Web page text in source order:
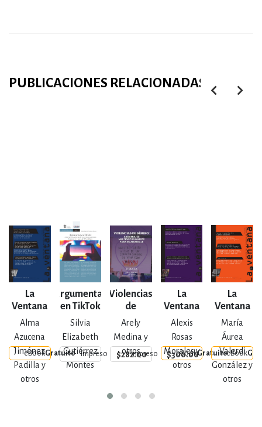
PUBLICACIONES RELACIONADAS
La
Ventana
Núm. 63
Alma
Azucena
Jiménez
Padilla y
otros
eBookGratuito
Argumentar
en TikTok
Silvia
Elizabeth
Gutiérrez
Montes
Impreso $282.00
Violencias
de
Género
Arely
Medina y
otrosImpreso $300.00
La
Ventana
Núm. 64
Alexis
Rosas
Morales y
otros
eBookGratuito
La
Ventana
Núm. 61
María
Áurea
Valerdi
González y
otros
eBook